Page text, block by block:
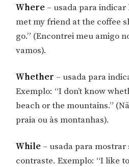
Where – usada para
met my friend at the coffee
go.” (Encontrei meu amigo
vamos).
Whether – usada para
Exemplo: “I don’t know
beach or the mountains.”
praia ou às montanhas).
While – usada para
contraste. Exemplo: “I like